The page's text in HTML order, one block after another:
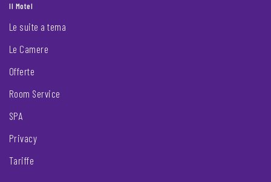
Il Motel
Le suite a tema
Le Camere
Offerte
Room Service
SPA
Privacy
Tariffe